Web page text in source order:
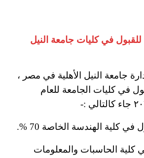
في كليات جامعة النيل
جامعة النيل الأهلية في مصر ،
في كليات الجامعة للعام
جاء كالتالي :-
كلية الهندسة الخاصة 70 %؜.
كلية الحاسبات والمعلومات